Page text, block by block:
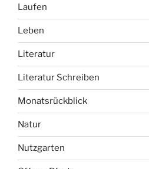
Leben
Literatur
Literatur Schreiben
Monatsrückblick
Natur
Nutzgarten
Offene Pforte